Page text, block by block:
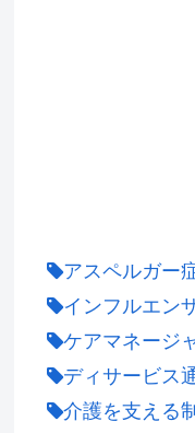
アスペルガー
インフルエン
ケアマネージ
ディサービス
介護を支える